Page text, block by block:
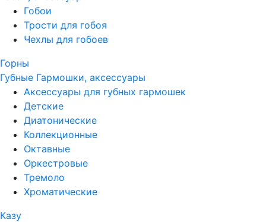
Гобои
Трости для гобоя
Чехлы для гобоев
Горны
Губные Гармошки, аксессуары
Аксессуары для губных гармошек
Детские
Диатонические
Коллекционные
Октавные
Оркестровые
Тремоло
Хроматические
Казу